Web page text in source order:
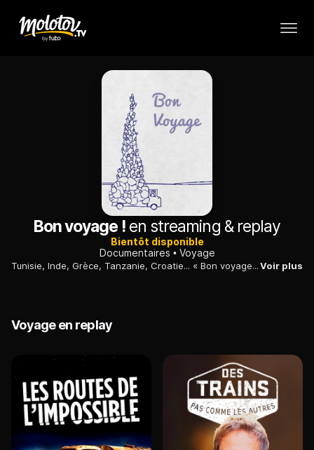
Bon voyage !en streaming & replay
Bientôt disponible
Documentaires
Voyage
Tunisie, Inde, Grèce, Tanzanie, Croatie... « Bon voyage ! » propose de passionnantes histoires d'évasion, à la découverte des merveilles de notre planète.Voir plus
Voyage en replay